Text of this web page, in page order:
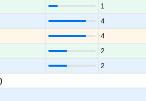
1
4
4
2
2